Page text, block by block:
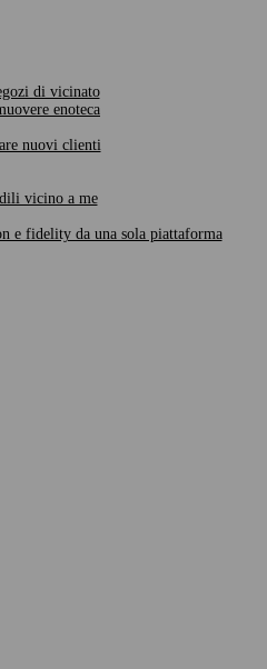
di vicinato
enoteca
nuovi clienti
vicino a me
e fidelity da una sola piattaforma